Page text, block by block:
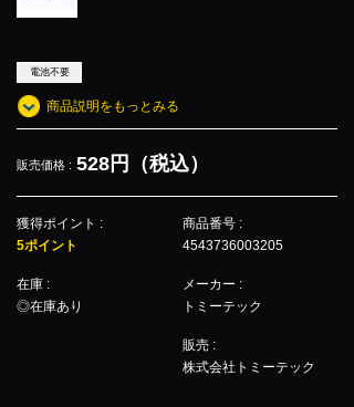
電池不要
商品説明をもっとみる
販売価格 : 528円（税込）
獲得ポイント :
5ポイント
在庫 :
◎在庫あり
商品番号 :
4543736003205
メーカー :
トミーテック
販売 :
株式会社トミーテック